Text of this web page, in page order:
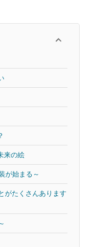
来の絵
が始まる～
がたくさんあります